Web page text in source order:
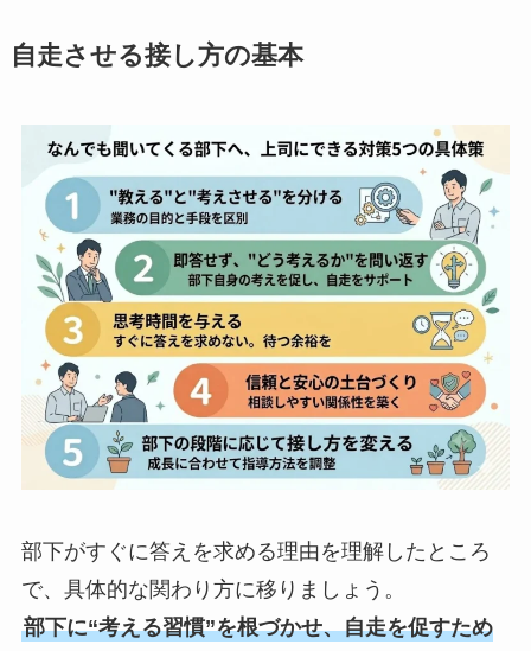
自走させる接し方の基本
部下がすぐに答えを求める理由を理解したところ
で、具体的な関わり方に移りましょう。
部下に“考える習慣”を根づかせ、自走を促すため